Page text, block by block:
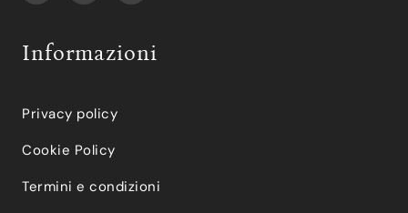
Informazioni
Privacy policy
Cookie Policy
Termini e condizioni